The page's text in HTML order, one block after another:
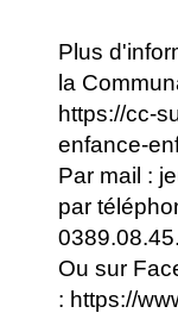
Plus
la
https://cc-
enfance-
Par mail :
par
Ou sur
: https://